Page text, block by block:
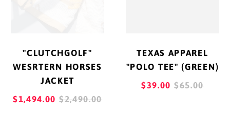
"CLUTCHGOLF"
WESRTERN HORSES
JACKET
$1,494.00 REGULAR
$2,490.00
TEXAS APPAREL
"POLO TEE" (GREEN)
$39.00 REGULAR
$65.00
(STD Db)
ロン島 (EUR €)